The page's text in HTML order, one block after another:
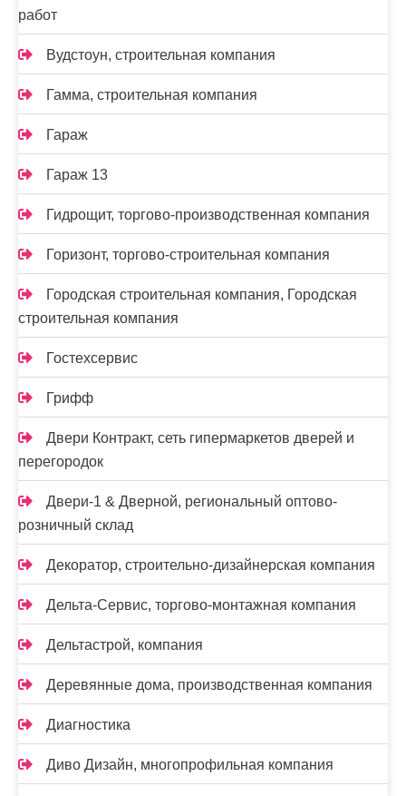
работ
Вудстоун, строительная компания
Гамма, строительная компания
Гараж
Гараж 13
Гидрощит, торгово-производственная компания
Горизонт, торгово-строительная компания
Городская строительная компания, Городская
строительная компания
Гостехсервис
Грифф
Двери Контракт, сеть гипермаркетов дверей и
перегородок
Двери-1 & Дверной, региональный оптово-
розничный склад
Декоратор, строительно-дизайнерская компания
Дельта-Сервис, торгово-монтажная компания
Дельтастрой, компания
Деревянные дома, производственная компания
Диагностика
Диво Дизайн, многопрофильная компания